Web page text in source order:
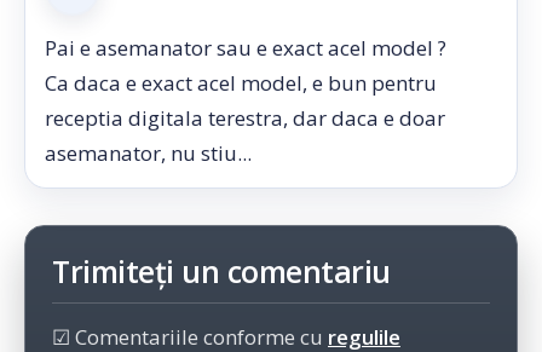
Pai e asemanator sau e exact acel model ?
Ca daca e exact acel model, e bun pentru
receptia digitala terestra, dar daca e doar
asemanator, nu stiu...
Trimiteți un comentariu
☑ Comentariile conforme cu regulile